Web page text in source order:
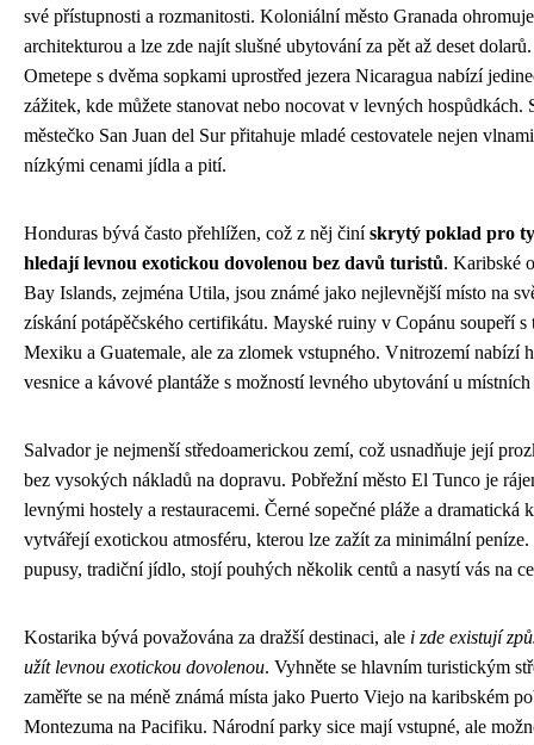
své přístupnosti a rozmanitosti. Koloniální město Granada ohromuje
architekturou a lze zde najít slušné ubytování za pět až deset
Ometepe s dvěma sopkami uprostřed jezera Nicaragua nabízí
zážitek, kde můžete stanovat nebo nocovat v levných hospůdkách.
městečko San Juan del Sur přitahuje mladé cestovatele nejen
nízkými cenami jídla a pití.
Honduras bývá často přehlížen, což z něj činískrytý poklad pro
hledají levnou exotickou dovolenou bez davů turistů. Karibské
Bay Islands, zejména Utila, jsou známé jako nejlevnější místo na
získání potápěčského certifikátu. Mayské ruiny v Copánu soupeří s
Mexiku a Guatemale, ale za zlomek vstupného. Vnitrozemí nabízí
vesnice a kávové plantáže s možností levného ubytování u
Salvador je nejmenší středoamerickou zemí, což usnadňuje její
bez vysokých nákladů na dopravu. Pobřežní město El Tunco je
levnými hostely a restauracemi. Černé sopečné pláže a dramatická
vytvářejí exotickou atmosféru, kterou lze zažít za minimální
pupusy, tradiční jídlo, stojí pouhých několik centů a nasytí vás na
Kostarika bývá považována za dražší destinaci, ale i zde existují
užít levnou exotickou dovolenou. Vyhněte se hlavním turistickým
zaměřte se na méně známá místa jako Puerto Viejo na karibském
Montezuma na Pacifiku. Národní parky sice mají vstupné, ale